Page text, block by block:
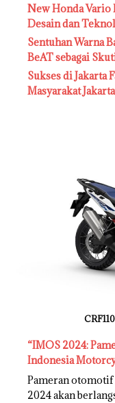
New Honda Vario
Desain dan
Sentuhan Warna
BeAT sebagai
Sukses di Jakarta
Masyarakat
“IMOS 2024:
Indonesia
Pameran
2024 akan